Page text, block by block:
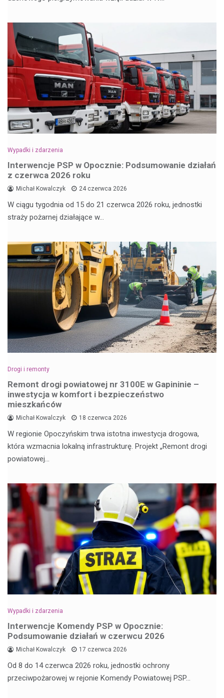
Wypadki i zdarzenia
Interwencje PSP w Opocznie: Podsumowanie działań
z czerwca 2026 roku
Michał Kowalczyk 24 czerwca 2026
W ciągu tygodnia od 15 do 21 czerwca 2026 roku, jednostki
straży pożarnej działające w…
Drogi i remonty
Remont drogi powiatowej nr 3100E w Gapininie –
inwestycja w komfort i bezpieczeństwo
mieszkańców
Michał Kowalczyk 18 czerwca 2026
W regionie Opoczyńskim trwa istotna inwestycja drogowa,
która wzmacnia lokalną infrastrukturę. Projekt „Remont drogi
powiatowej…
Wypadki i zdarzenia
Interwencje Komendy PSP w Opocznie:
Podsumowanie działań w czerwcu 2026
Michał Kowalczyk 17 czerwca 2026
Od 8 do 14 czerwca 2026 roku, jednostki ochrony
przeciwpożarowej w rejonie Komendy Powiatowej PSP…